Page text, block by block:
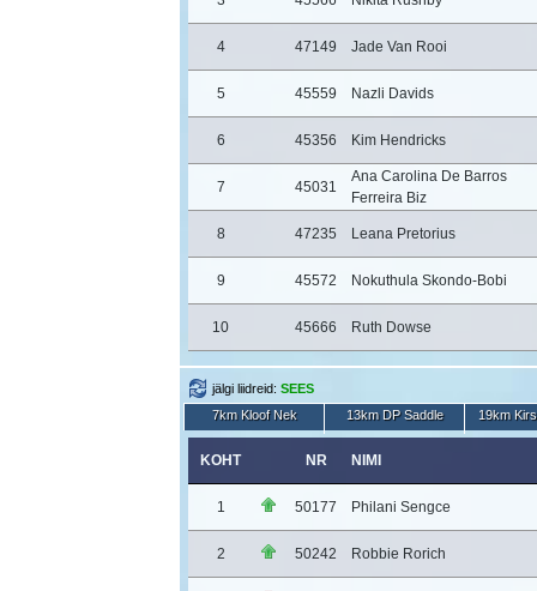
4 47149 Jade Van Rooi
5 45559 Nazli Davids
6 45356 Kim Hendricks
7 45031
Ana Carolina De Barros
Ferreira Biz
8 47235 Leana Pretorius
9 45572 Nokuthula Skondo-Bobi
10 45666 Ruth Dowse
jälgi liidreid: SEES
7km Kloof Nek
13km DP Saddle 19km
KOHT NR NIMI
1 50177 Philani Sengce
2 50242 Robbie Rorich